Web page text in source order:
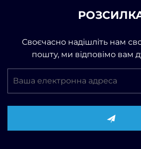
Своєчасно надішліть нам
пошту, ми відповімо вам